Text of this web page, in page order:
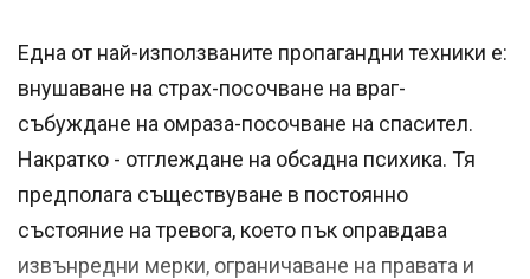
Една от най-използваните пропагандни техники е:
внушаване на страх-посочване на враг-
събуждане на омраза-посочване на спасител.
Накратко - отглеждане на обсадна психика. Тя
предполага съществуване в постоянно
състояние на тревога, което пък оправдава
извънредни мерки, ограничаване на правата и